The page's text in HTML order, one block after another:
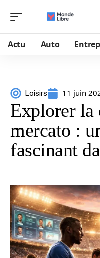
Actu Auto
Loisirs 11 juin
Explorer
mercato :
fascinant